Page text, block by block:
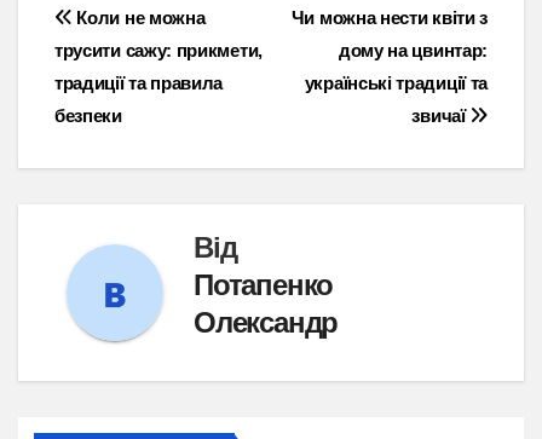
Навігація
записів
Чи можна нести квіти з
дому на цвинтар:
українські традиції та
звичаї
Коли не можна
трусити сажу: прикмети,
традиції та правила
безпеки
Від
Потапенко
Олександр